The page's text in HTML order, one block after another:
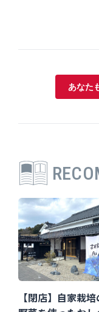
あなた
【閉店】自家栽